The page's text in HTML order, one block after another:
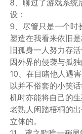
8、聊过了游戏系统
设：
9、尽管只是一个时
塑造在我看来依旧
旧孤身一人努力存
因外界的侵袭与孤
10、在目睹他人遇
以并不俗套的小笑
机时亦能将自己的
老熟人闲踏梧桐的
立体的。